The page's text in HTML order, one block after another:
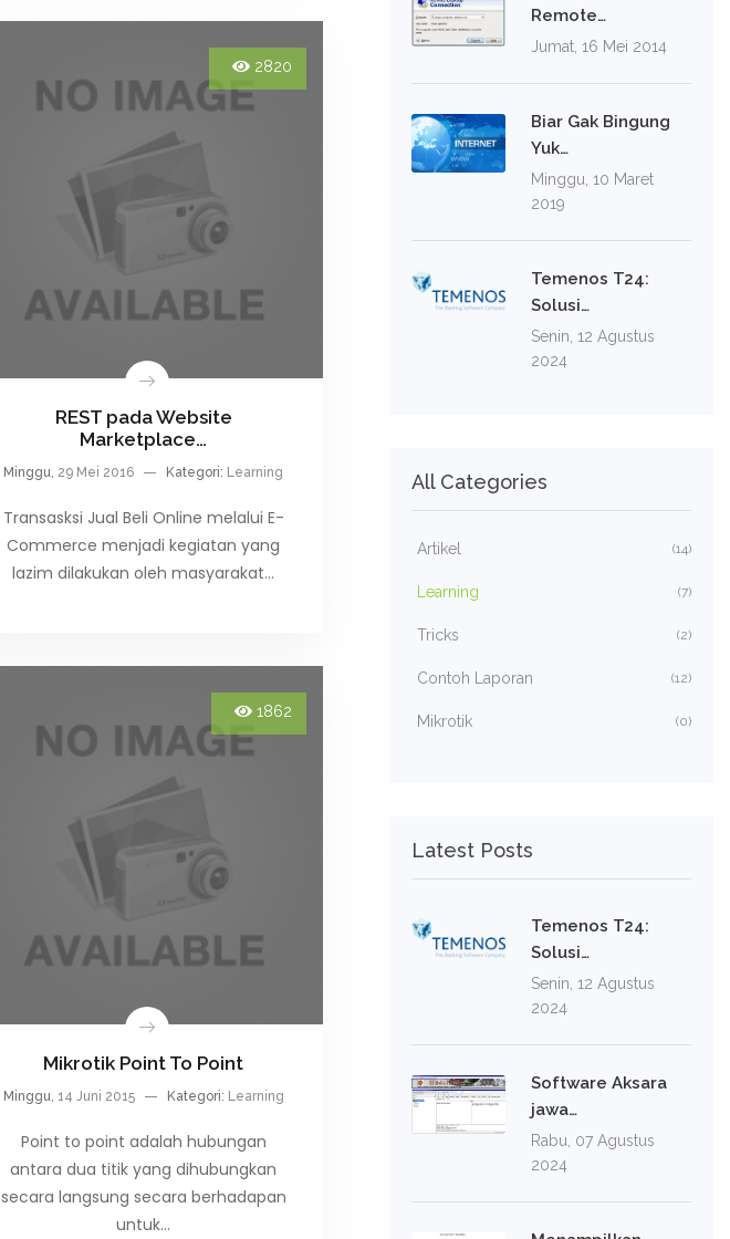
2820
REST pada Website
Marketplace…
Minggu, 29 Mei 2016 Kategori: Learning
Transasksi Jual Beli Online melalui E-
Commerce menjadi kegiatan yang
lazim dilakukan oleh masyarakat…
1862
Mikrotik Point To Point
Minggu, 14 Juni 2015 Kategori: Learning
Point to point adalah hubungan
antara dua titik yang dihubungkan
secara langsung secara berhadapan
untuk…
Remote…
Jumat, 16 Mei 2014
Biar Gak Bingung
Yuk…
Minggu, 10 Maret
2019
Temenos T24:
Solusi…
Senin, 12 Agustus
2024
All Categories
Artikel (14)
Learning (7)
Tricks (2)
Contoh Laporan (12)
Mikrotik (0)
Latest Posts
Temenos T24:
Solusi…
Senin, 12 Agustus
2024
Software Aksara
jawa…
Rabu, 07 Agustus
2024